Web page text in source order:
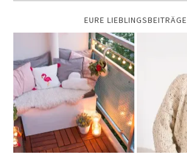
EURE LIEBLINGSBEITRÄGE